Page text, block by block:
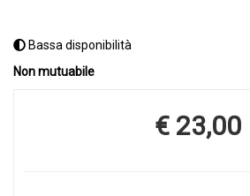
Bassa disponibilità
Non mutuabile
Prezzo
€ 23,00